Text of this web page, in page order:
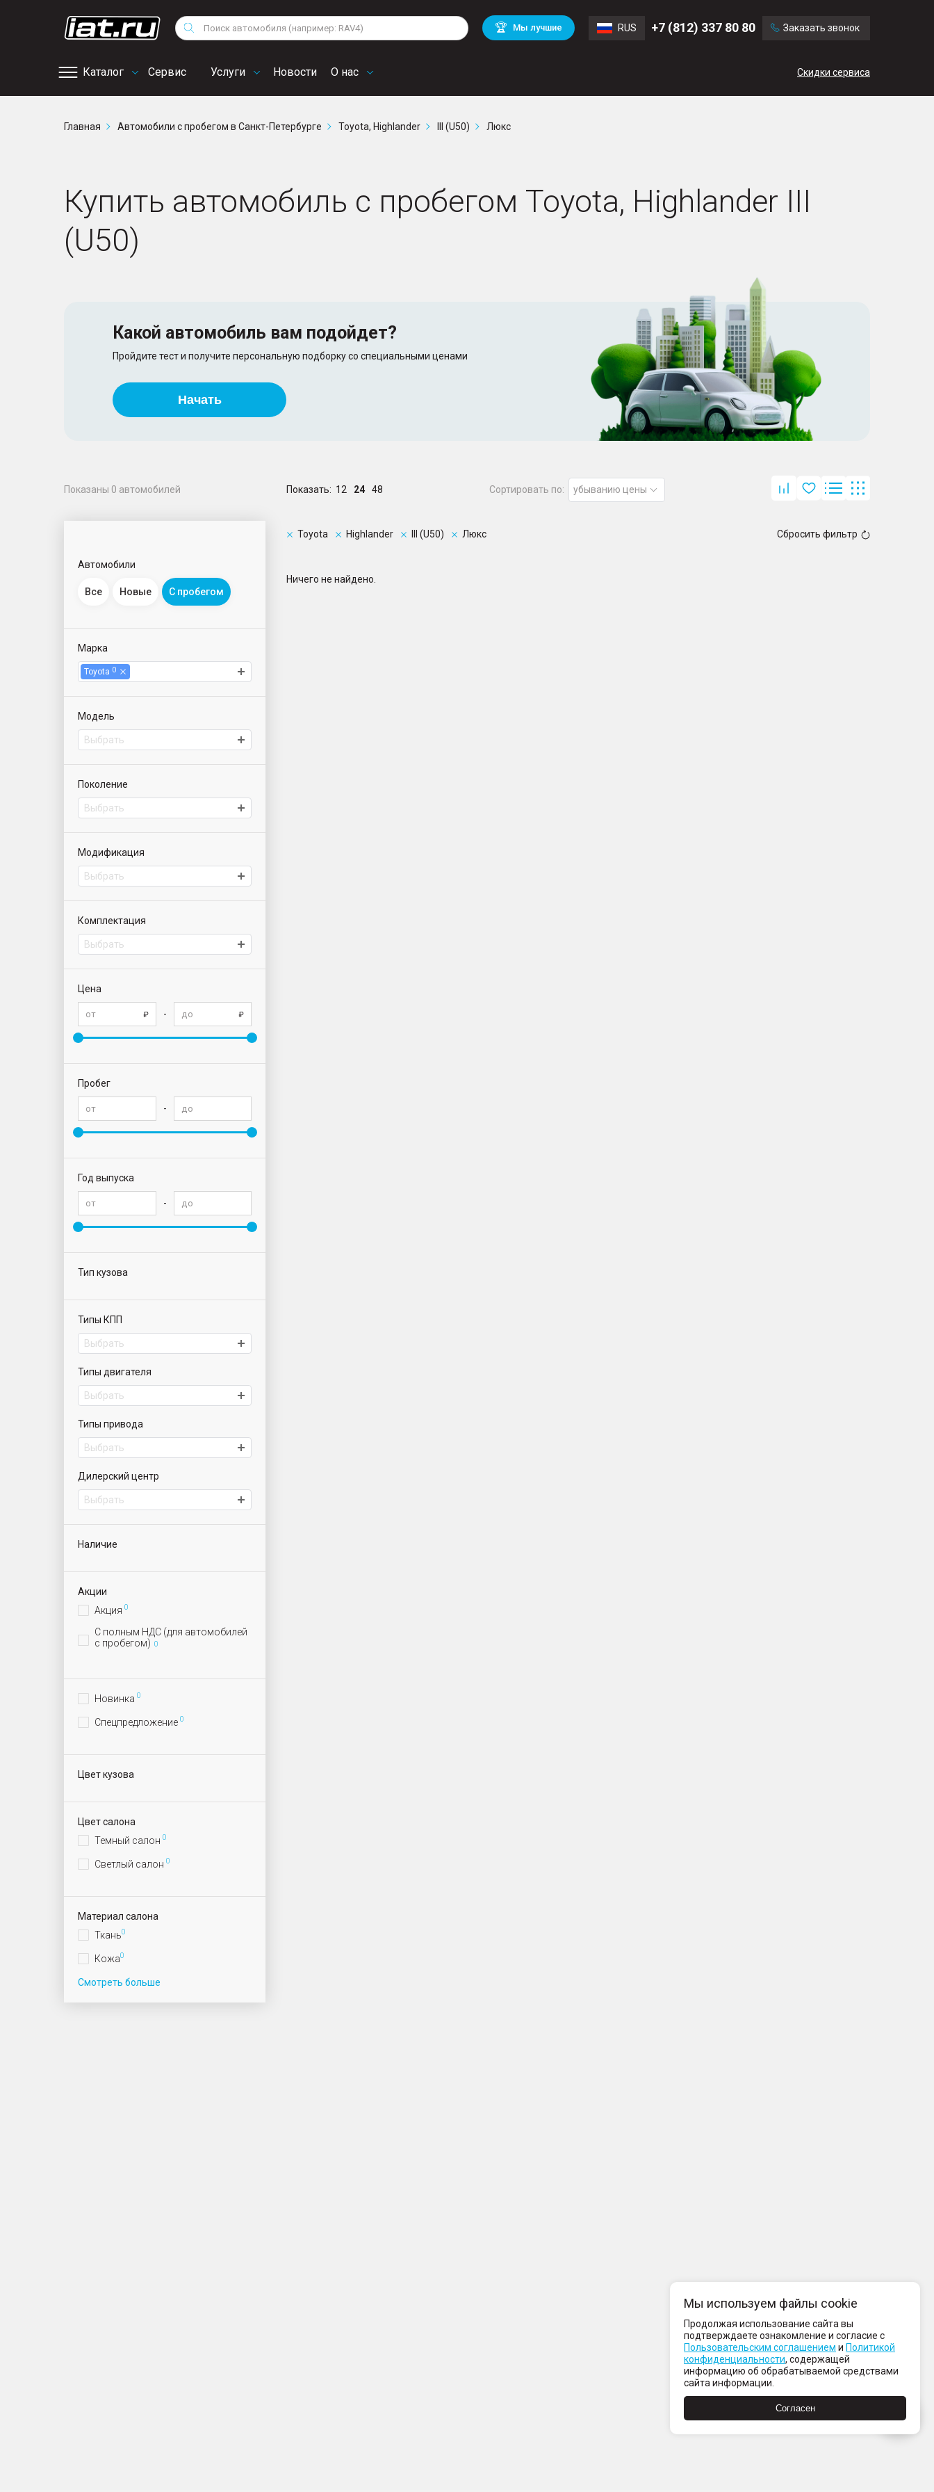
Поиск 🏆 Мы лучшие RUS +7 (812) 337 80 80 Заказать звонок
Каталог Сервис
сервис
Услуги Новости О нас Скидки сервиса
Снегоходы
Квадроциклы
Volkswagen
Mitsubishi BMW
Audi
Chevrolet Mercedes Benz
Главная Автомобили с пробегом в Санкт-Петербурге Toyota, Highlander III (U50) Люкс
Купить автомобиль с пробегом Toyota, Highlander III
(U50)
Какой автомобиль вам подойдет?
Пройдите тест и получите персональную подборку со специальными ценами
Начать
Показаны 0 автомобилей
Автомобили
Все Новые С пробегом
Марка
Toyota 0
Модель
Выбрать
Поколение
Выбрать
Модификация
Выбрать
Комплектация
Выбрать
Цена
-
Пробег
-
Год выпуска
-
Тип кузова
Типы КПП
Выбрать
Типы двигателя
Выбрать
Типы привода
Выбрать
Дилерский центр
Выбрать
Наличие
Акции
Акция 0
С полным НДС (для автомобилей
с пробегом) 0
Новинка 0
Спецпредложение 0
Цвет кузова
Цвет салона
Темный салон 0
Светлый салон 0
Материал салона
Ткань0
Кожа0
Смотреть больше
Показать: 12 24 48 Сортировать по: убыванию цены
Toyota Highlander III (U50) Люкс Сбросить фильтр
Ничего не найдено.
Мы используем файлы cookie
Продолжая использование сайта вы
подтверждаете ознакомление и согласие с
Пользовательским соглашением и Политикой
конфиденциальности, содержащей
информацию об обрабатываемой средствами
сайта информации.
Согласен